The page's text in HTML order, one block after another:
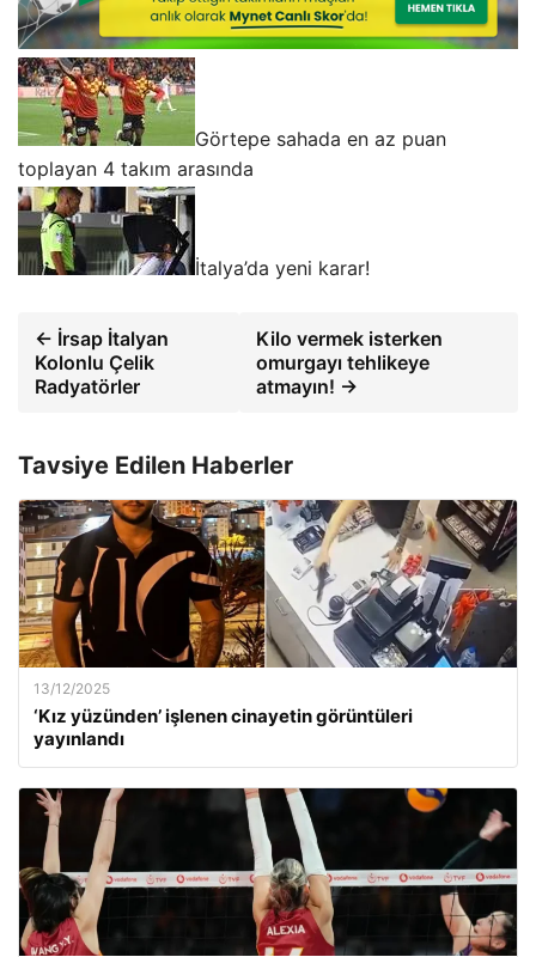
Görtepe sahada en az puan
toplayan 4 takım arasında
İtalya’da yeni karar!
← İrsap İtalyan
Kolonlu Çelik
Radyatörler
Kilo vermek isterken
omurgayı tehlikeye
atmayın! →
Tavsiye Edilen Haberler
13/12/2025
‘Kız yüzünden’ işlenen cinayetin görüntüleri
yayınlandı